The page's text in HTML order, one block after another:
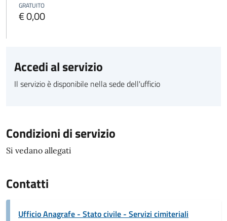
GRATUITO
€ 0,00
Accedi al servizio
Il servizio è disponibile nella sede dell'ufficio
Condizioni di servizio
Si vedano allegati
Contatti
Ufficio Anagrafe - Stato civile - Servizi cimiteriali